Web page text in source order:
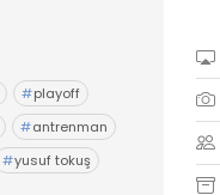
#playoff
#antrenman
#yusuf tokuş